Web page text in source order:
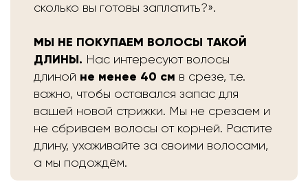
сколько вы готовы заплатить?».
МЫ НЕ ПОКУПАЕМ ВОЛОСЫ ТАКОЙ
ДЛИНЫ. Нас интересуют волосы
длиной не менее 40 см в срезе, т.е.
важно, чтобы оставался запас для
вашей новой стрижки. Мы не срезаем и
не сбриваем волосы от корней. Растите
длину, ухаживайте за своими волосами,
а мы подождём.